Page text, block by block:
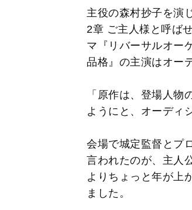
主役の森村抄子を演
2章 ご主人様と呼ば
マ『リバーサルオー
品格』の主演はオー
「原作は、登場人
ようにと、オーディ
会場で城定監督とプ
言われたのが、主人
よりちょっと年が上
ました。